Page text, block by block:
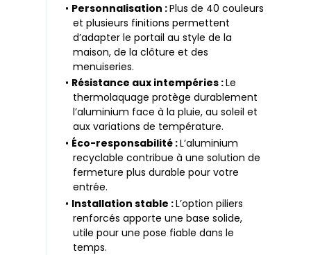
• Personnalisation :Plus de 40 couleurs
et plusieurs finitions permettent
d’adapter le portail au style de la
maison, de la clôture et des
menuiseries.
• Résistance aux intempéries :Le
thermolaquage protège durablement
l’aluminium face à la pluie, au soleil et
aux variations de température.
• Éco-responsabilité :L’aluminium
recyclable contribue à une solution de
fermeture plus durable pour votre
entrée.
• Installation stable :L’option piliers
renforcés apporte une base solide,
utile pour une pose fiable dans le
temps.